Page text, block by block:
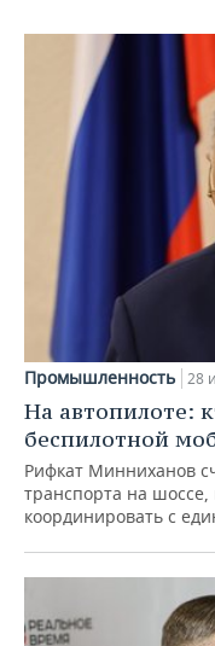
Промышленность 28
На автопилоте:
беспилотной
Рифкат Минниханов
транспорта на шоссе,
координировать с